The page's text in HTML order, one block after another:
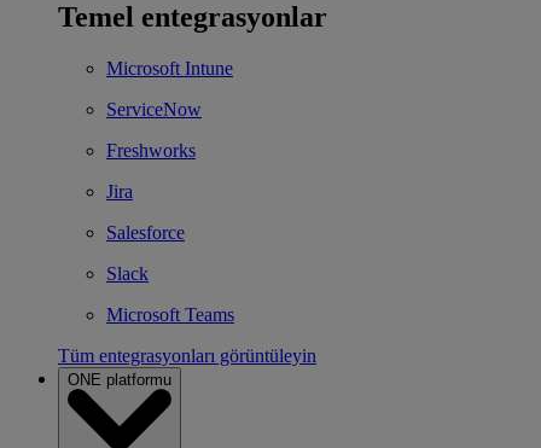
Temel entegrasyonlar
Microsoft Intune
ServiceNow
Freshworks
Jira
Salesforce
Slack
Microsoft Teams
Tüm entegrasyonları görüntüleyin
ONE platformu